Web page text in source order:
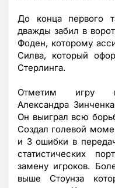
До конца первого
дважды забил в
Фоден, которому
Силва, который
Стерлинга.
Отметим игру
Александра
Он выиграл всю
Создал голевой
и 3 ошибки в
статистических
замену игроков.
выше Стоунза